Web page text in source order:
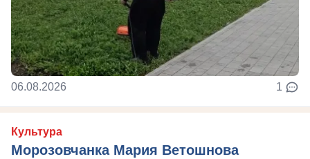
06.08.2026 1
Культура
Морозовчанка Мария Ветошнова